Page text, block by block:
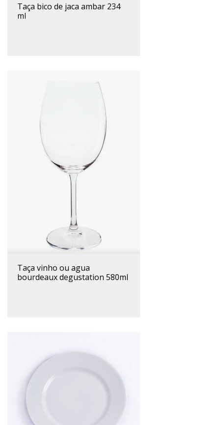
taça bico de jaca ambar 234
ml
taça vinho ou agua
bourdeaux degustation 580ml